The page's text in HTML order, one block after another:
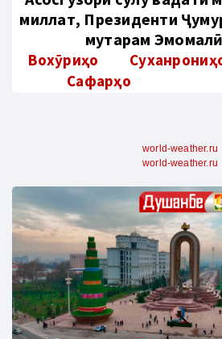
миллат, Президенти
муҳтарам
Вохӯриҳо
Сафарҳо
world-weather.ru
world-weather.ru